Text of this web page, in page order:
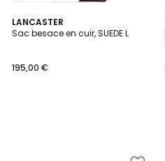
LANCASTER
Sac besace en cuir, SUEDE L
195,00 €